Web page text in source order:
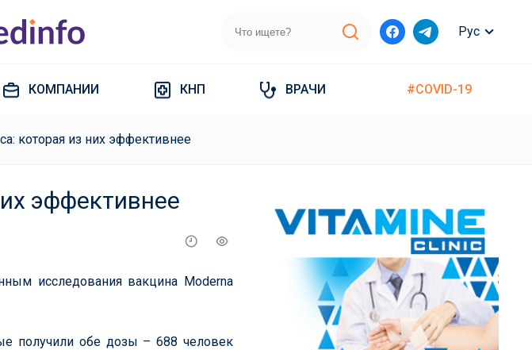
Рус
КОМПАНИИ КНП ВРАЧИ #COVID-19
которая из них эффективнее
эффективнее
исследования вакцина Moderna
получили обе дозы – 688 человек